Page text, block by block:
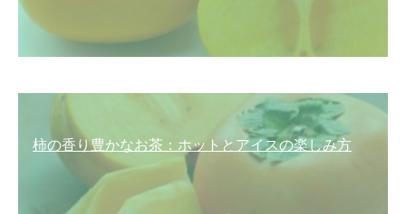
柿の香り豊かなお茶：ホットとアイスの楽しみ方